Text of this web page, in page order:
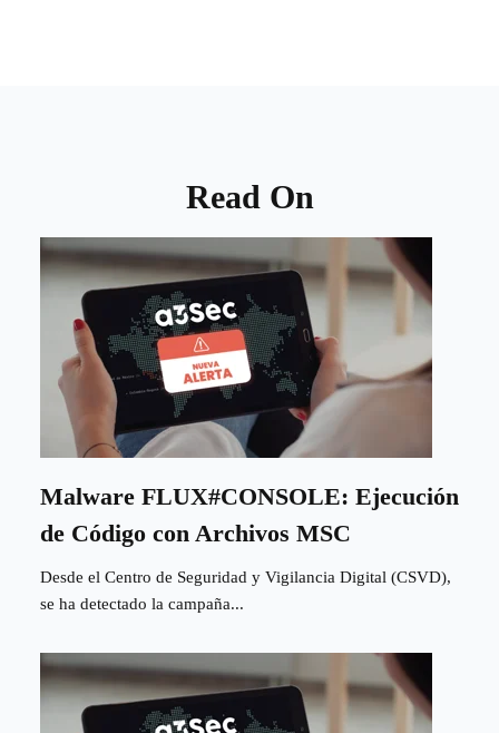
Read On
Malware FLUX#CONSOLE: Ejecución
de Código con Archivos MSC
Desde el Centro de Seguridad y Vigilancia Digital (CSVD),
se ha detectado la campaña...